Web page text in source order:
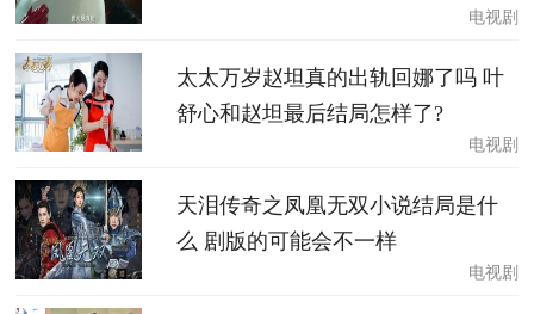
电视剧
太太万岁赵坦真的出轨回娜了吗 叶
舒心和赵坦最后结局怎样了?
电视剧
天泪传奇之凤凰无双小说结局是什
么 剧版的可能会不一样
电视剧